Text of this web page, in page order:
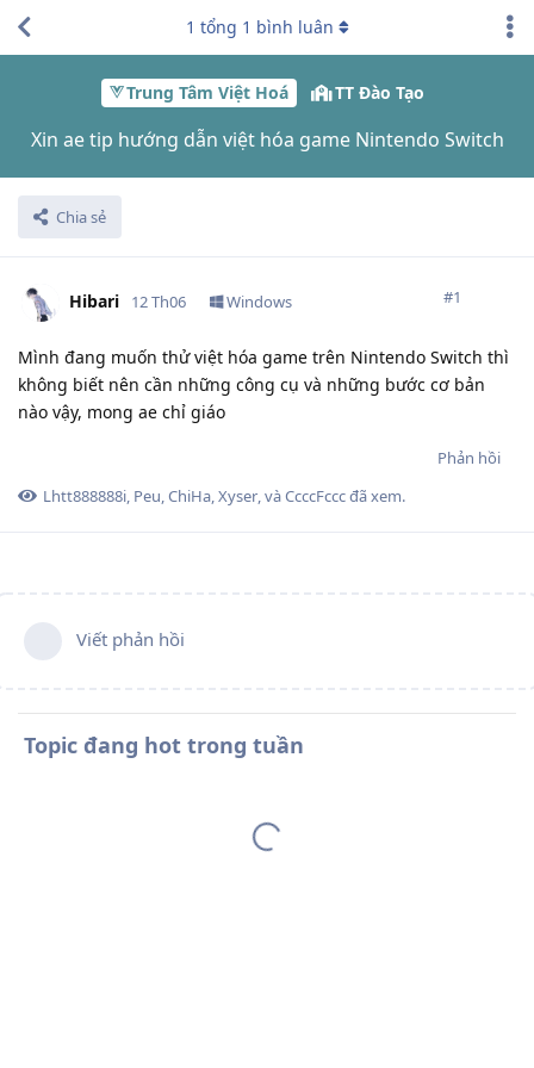
Trung Tâm Việt Hoá TT Đào Tạo
Xin ae tip hướng dẫn việt hóa game Nintendo Switch
Chia sẻ
1 tổng 1 bình luân
Hibari 12 Th06 #1
Windows
Mình đang muốn thử việt hóa game trên Nintendo Switch thì
không biết nên cần những công cụ và những bước cơ bản
nào vậy, mong ae chỉ giáo
Phản hồi
Lhtt888888i, Peu,ChiHa,Xyser, vàCcccFcccđã xem.
Viết phản hồi
Topic đang hot trong tuần